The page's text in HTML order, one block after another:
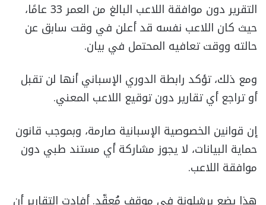
التقرير دون موافقة اللاعب البالغ من العمر 33 عامًا،
حيث كان اللاعب نفسه قد أعلن في وقت سابق عن
حالته ووقت تعافيه المحتمل في بيان.
ومع ذلك، تؤكد رابطة الدوري الإسباني أنها لن تقبل
أو تراجع أي تقارير دون توقيع اللاعب المعني.
إن قوانين الخصوصية الإسبانية صارمة، وبموجب قانون
حماية البيانات، لا يجوز مشاركة أي مستند طبي دون
موافقة اللاعب.
هذا يضع برشلونة في موقفٍ مُعقّد. أفادت التقارير أن